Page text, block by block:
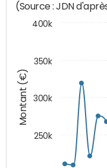
Montant (€)
(Source : JDN
250k
300k
350k
400k